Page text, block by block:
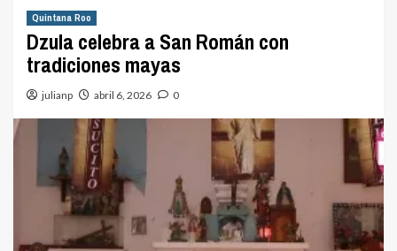
Quintana Roo
Dzula celebra a San Román con
tradiciones mayas
julianp abril 6, 2026 0